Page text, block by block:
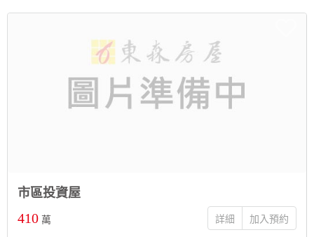
市區投資屋
410 萬 詳細